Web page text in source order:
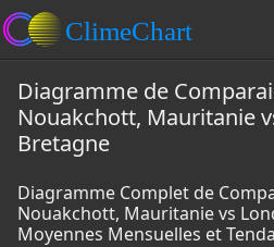
Diagramme de
Nouakchott, Mauritanie
Bretagne
Diagramme Complet de
Nouakchott, Mauritanie vs
Moyennes Mensuelles et